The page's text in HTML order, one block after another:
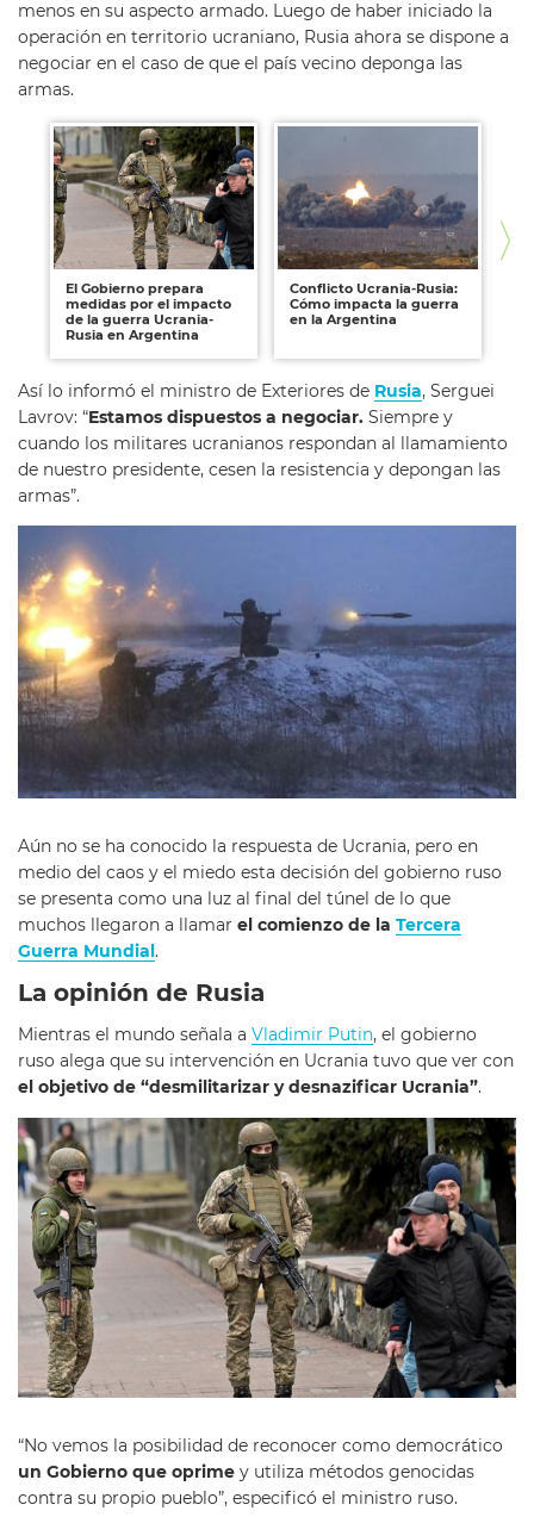
menos en su aspecto armado. Luego de haber iniciado la
operación en territorio ucraniano, Rusia ahora se dispone a
negociar en el caso de que el país vecino deponga las
armas.
El Gobierno prepara
medidas por el impacto
de la guerra Ucrania-
Rusia en Argentina
Conflicto Ucrania-Rusia:
Cómo impacta la guerra
en la Argentina
Así lo informó el ministro de Exteriores de Rusia, Serguei
Lavrov: “Estamos dispuestos a negociar. Siempre y
cuando los militares ucranianos respondan al llamamiento
de nuestro presidente, cesen la resistencia y depongan las
armas”.
Aún no se ha conocido la respuesta de Ucrania, pero en
medio del caos y el miedo esta decisión del gobierno ruso
se presenta como una luz al final del túnel de lo que
muchos llegaron a llamar el comienzo de la Tercera
Guerra Mundial .
La opinión de Rusia
Mientras el mundo señala a Vladimir Putin, el gobierno
ruso alega que su intervención en Ucrania tuvo que ver con
el objetivo de “desmilitarizar y desnazificar Ucrania”.
“No vemos la posibilidad de reconocer como democrático
un Gobierno que oprime y utiliza métodos genocidas
contra su propio pueblo”, especificó el ministro ruso.